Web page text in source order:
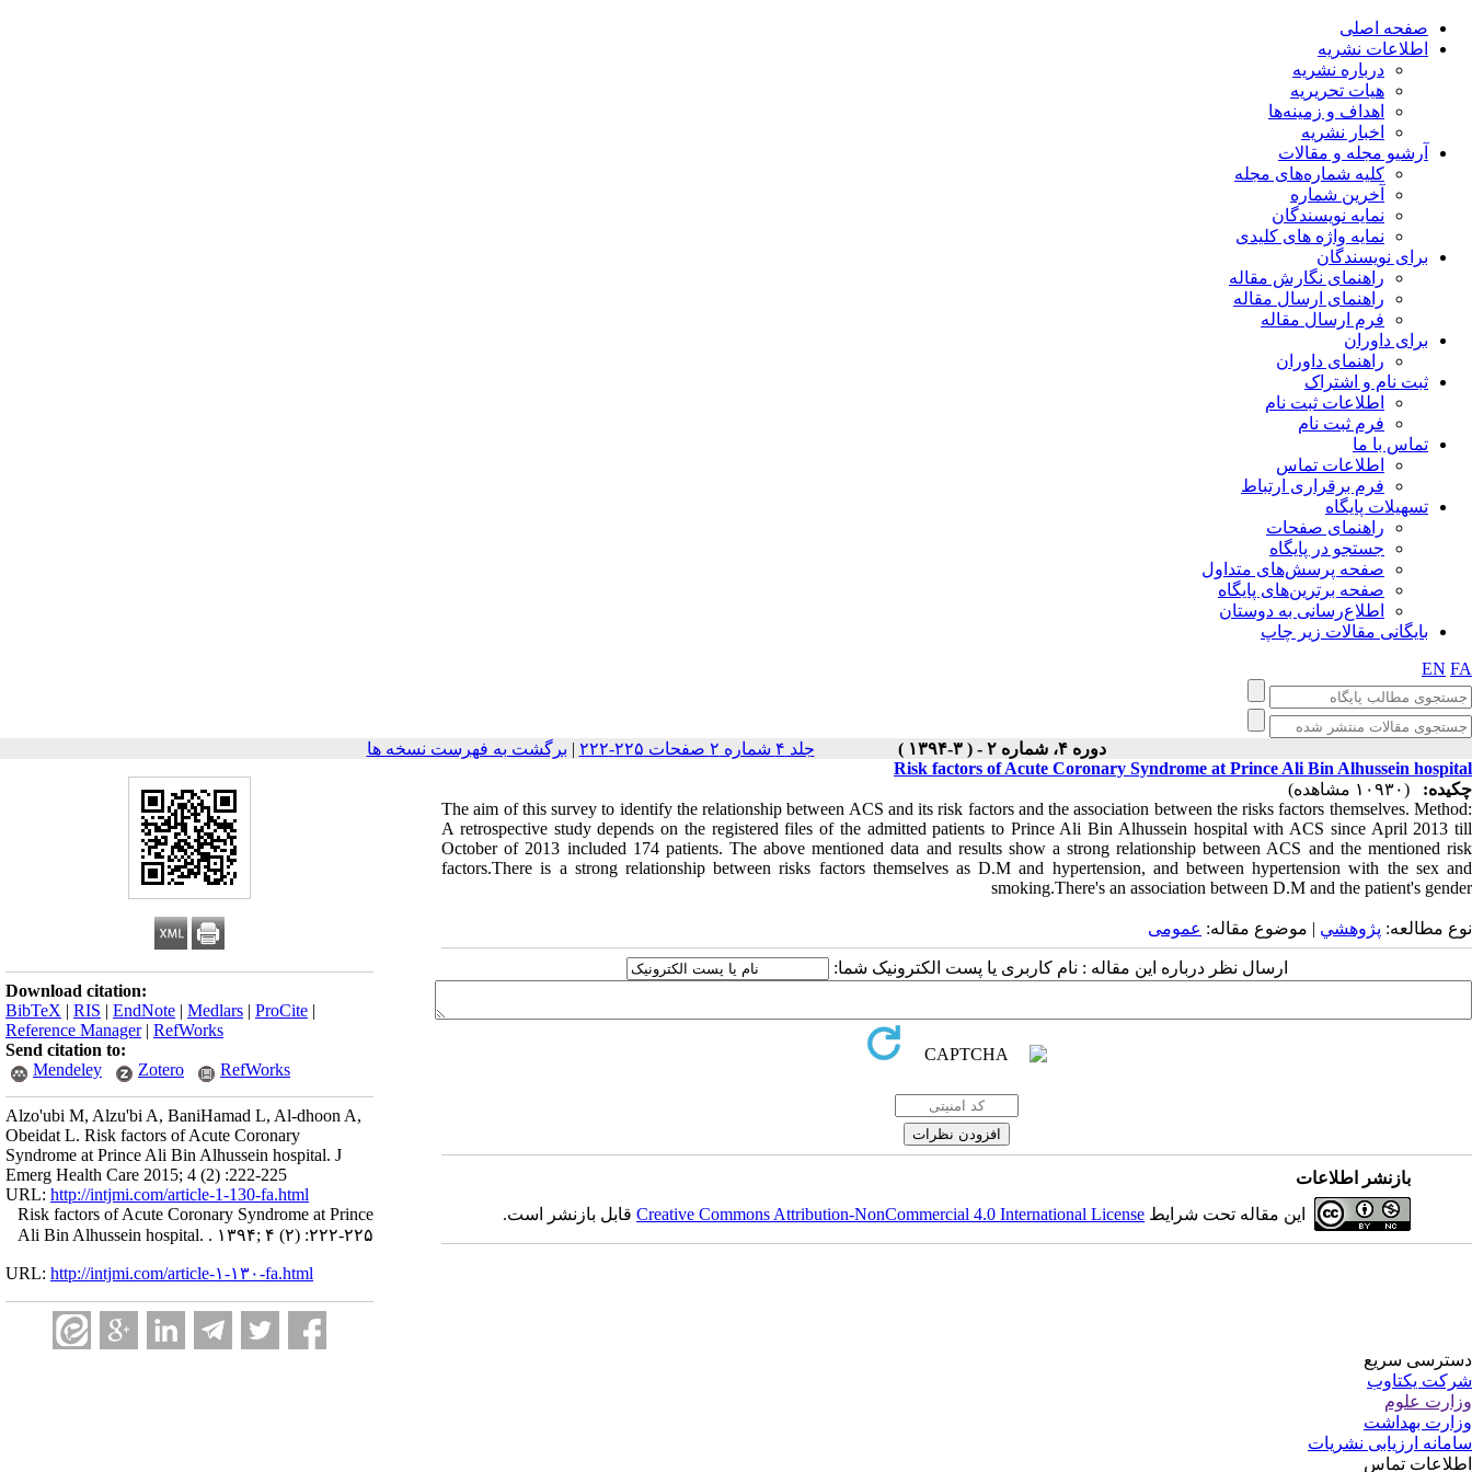
صفحه اصلی
اطلاعات نشریه
درباره نشریه
هیات تحریریه
اهداف و زمینه‌ها
اخبار نشریه
آرشیو مجله و مقالات
کلیه شماره‌های مجله
آخرین شماره
نمایه نویسندگان
نمایه واژه های کلیدی
برای نویسندگان
راهنمای نگارش مقاله
راهنمای ارسال مقاله
فرم ارسال مقاله
برای داوران
راهنمای داوران
ثبت نام و اشتراک
اطلاعات ثبت نام
فرم ثبت نام
تماس با ما
اطلاعات تماس
فرم برقراری ارتباط
تسهیلات پایگاه
راهنمای صفحات
جستجو در پایگاه
صفحه پرسش‌های متداول
صفحه برترین‌های پایگاه
اطلاع‌رسانی به دوستان
بایگانی مقالات زیر چاپ
EN FA
دوره ۴، شماره ۲ - ( ۳-۱۳۹۴ ) جلد ۴ شماره ۲ صفحات ۲۲۵-۲۲۲ | برگشت به فهرست نسخه ها
Download citation:
BibTeX | RIS | EndNote | Medlars | ProCite |
Reference Manager| RefWorks
Send citation to:
Mendeley
Zotero RefWorks
Alzo'ubi M, Alzu'bi A, BaniHamad L, Al-dhoon A,
Obeidat L. Risk factors of Acute Coronary
Syndrome at Prince Ali Bin Alhussein hospital. J
Emerg Health Care 2015; 4 (2) :222-225
URL: http://intjmi.com/article-1-130-fa.html
Risk factors of Acute Coronary Syndrome at Prince
Ali Bin Alhussein hospital. . ۱۳۹۴; ۴ (۲) :۲۲۲-۲۲۵
URL: http://intjmi.com/article-۱-۱۳۰-fa.html
Risk factors of Acute Coronary Syndrome at Prince Ali Bin Alhussein hospital
چکیده:
(۱۰۹۳۰ مشاهده)
The aim of this survey to identify the relationship between ACS and its risk factors and the association between the risks factors themselves. Method:
A retrospective study depends on the registered files of the admitted patients to Prince Ali Bin Alhussein hospital with ACS since April 2013 till
October of 2013 included 174 patients. The above mentioned data and results show a strong relationship between ACS and the mentioned risk
factors.There is a strong relationship between risks factors themselves as D.M and hypertension, and between hypertension with the sex and
smoking.There's an association between D.M and the patient's gender
نوع مطالعه: پژوهشي | موضوع مقاله: عمومى
ارسال نظر درباره این مقاله : نام کاربری یا پست الکترونیک شما:
بازنشر اطلاعات
این مقاله تحت شرایط Creative Commons Attribution-NonCommercial 4.0 International Licenseقابل بازنشر است.
دسترسی سریع
شرکت یکتاوب
وزارت علوم
وزارت بهداشت
سامانه ارزیابی نشریات
اطلاعات تماس